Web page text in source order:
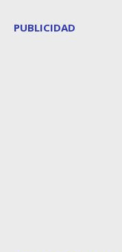
PUBLICIDAD